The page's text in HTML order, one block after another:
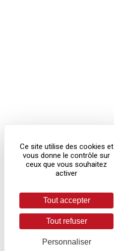
Ce site utilise des cookies et
vous donne le contrôle sur
ceux que vous souhaitez
activer
Tout accepter
Tout refuser
Personnaliser